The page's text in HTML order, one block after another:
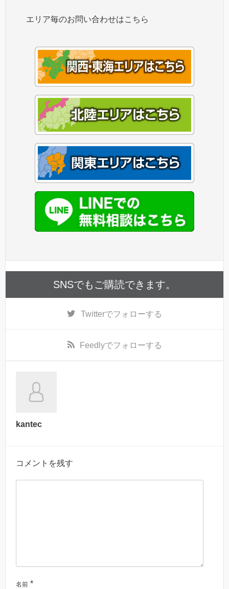
エリア毎のお問い合わせはこちら
SNSでもご購読できます。
Twitterでフォローする
Feedlyでフォローする
kantec
コメントを残す
名前 *